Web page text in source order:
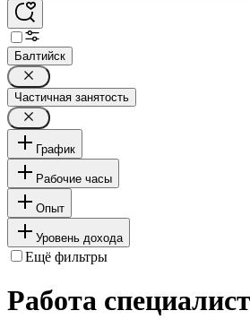
Балтийск
Частичная занятость
График
Рабочие часы
Опыт
Уровень дохода
Ещё фильтры
Работа